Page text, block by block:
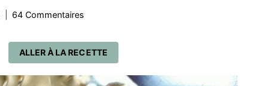
64 Commentaires
ALLER À LA RECETTE